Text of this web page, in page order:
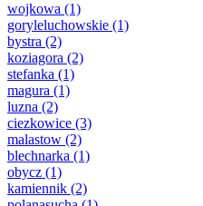
wojkowa (1)
goryleluchowskie (1)
bystra (2)
koziagora (2)
stefanka (1)
magura (1)
luzna (2)
ciezkowice (3)
malastow (2)
blechnarka (1)
obycz (1)
kamiennik (2)